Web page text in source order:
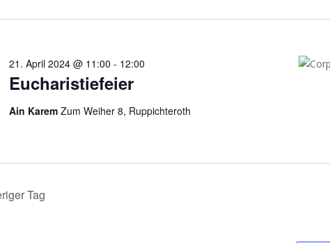
Eucharistiefeier
21. April 2024 @ 11:00 - 12:00
Ain KaremZum Weiher 8, Ruppichteroth
Tag